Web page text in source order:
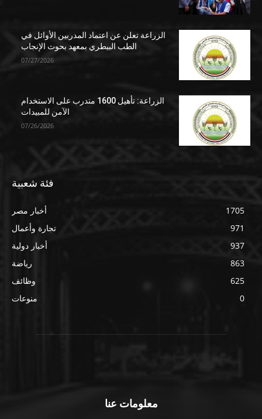
الزراعة تعلن عن اعتماد المدربين الأوائل في
الطب البيطري بمعهد بحوث الإنجاب
07/27/2026
الزراعة: تأهيل 1600 متدرب على الاستخدام
الآمن للمبيدات
07/26/2026
فئة شعبية
أخبار مصر
1705
تجارة وأعمال
971
أخبار دولية
937
رياضة
863
وظائف
625
منوعات
0
معلومات عنا